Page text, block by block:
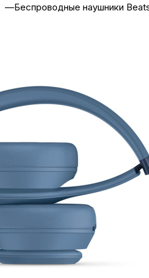
—Беспроводные наушники